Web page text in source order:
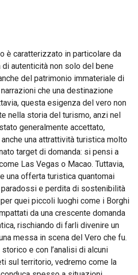
è caratterizzato in particolare da
autenticità non solo del bene
del patrimonio immateriale di
che una destinazione
questa esigenza del vero non
nella storia del turismo, anzi nel
generalmente accettato,
una attrattività turistica molto
target di domanda: si pensi a
Las Vegas o Macao. Tuttavia,
una offerta turistica quantomai
e perdita di sostenibilità
quei piccoli luoghi come i Borghi
da una crescente domanda
rischiando di farli divenire un
messa in scena del Vero che fu.
e con l’analisi di alcuni
sul territorio, vedremo come la